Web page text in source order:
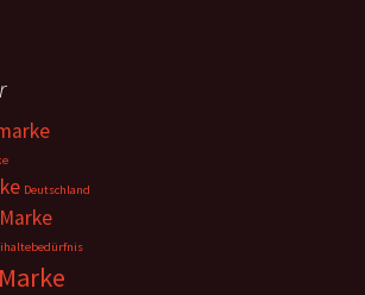
Deutschland